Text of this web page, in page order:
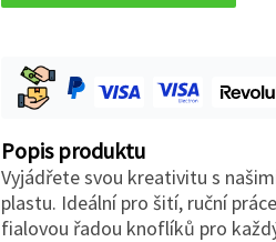
Popis produktu
Vyjádřete svou kreativitu s
plastu. Ideální pro šití, ruční
fialovou řadou knoflíků pro